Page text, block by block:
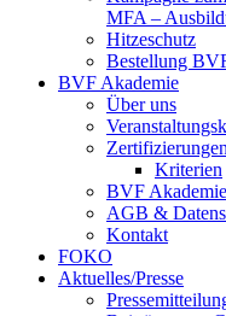
MFA –
Hitzeschutz
Bestellung
BVF Akademie
Über uns
Zertifizierungen
Kriterien
BVF
AGB &
Kontakt
FOKO
Aktuelles/Presse